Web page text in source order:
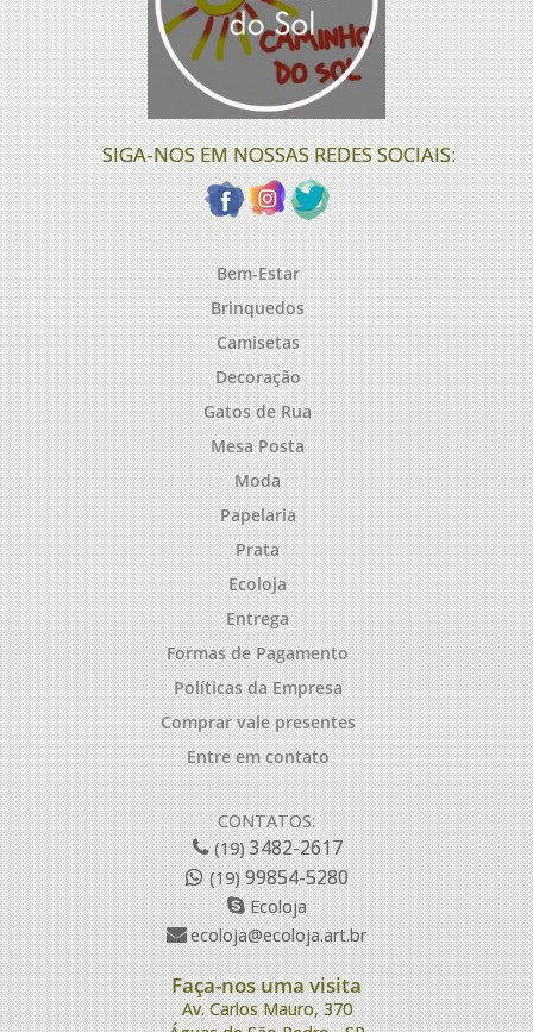
SIGA-NOS EM NOSSAS REDES SOCIAIS:
Bem-Estar
Brinquedos
Camisetas
Decoração
Gatos de Rua
Mesa Posta
Moda
Papelaria
Prata
Ecoloja
Entrega
Formas de Pagamento
Políticas da Empresa
Comprar vale presentes
Entre em contato
CONTATOS:
(19)3482-2617
(19)99854-5280
Ecoloja
ecoloja@ecoloja.art.br
Faça-nos uma visita
Av. Carlos Mauro, 370